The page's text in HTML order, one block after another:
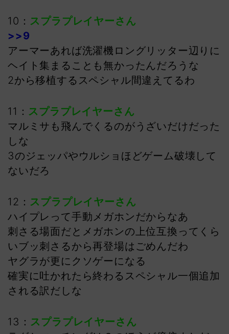
10： スプラプレイヤーさん
>>9
アーマーあれば洗濯機ロングリッター辺りに
ヘイト集まることも無かったんだろうな
2から移植するスペシャル間違えてるわ
11： スプラプレイヤーさん
マルミサも飛んでくるのがうざいだけだった
しな
3のジェッパやウルショほどゲーム破壊して
ないだろ
12： スプラプレイヤーさん
ハイプレって手動メガホンだからなあ
刺さる場面だとメガホンの上位互換ってくら
いブッ刺さるから再登場はごめんだわ
ヤグラが更にクソゲーになる
確実に吐かれたら終わるスペシャル一個追加
される訳だしな
13： スプラプレイヤーさん